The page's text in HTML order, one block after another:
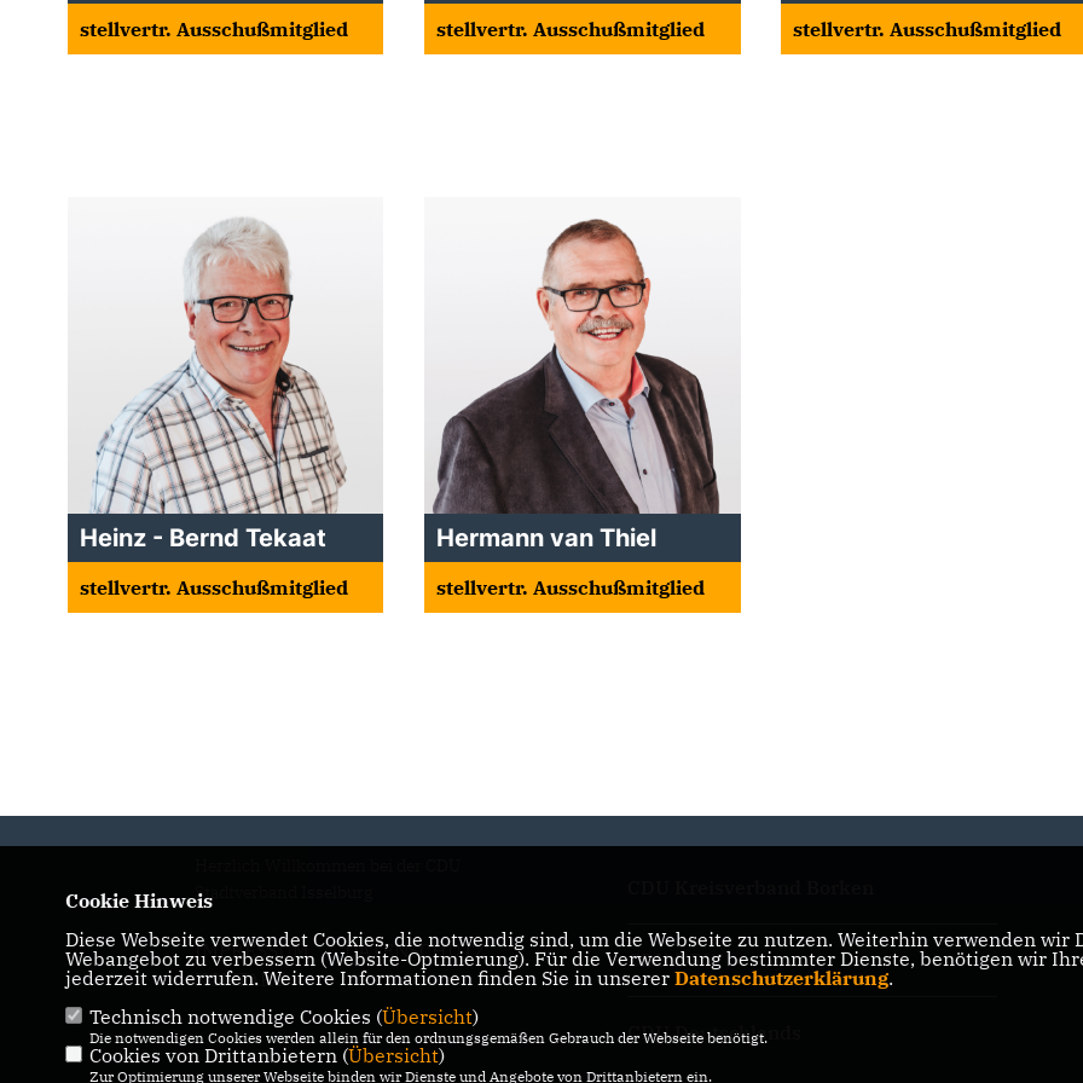
stellvertr. Ausschußmitglied stellvertr. Ausschußmitglied stellvertr. Ausschußmitglied
Heinz - Bernd Tekaat
stellvertr. Ausschußmitglied
Hermann van Thiel
stellvertr. Ausschußmitglied
Stadtverband Isselburg
IMPRESSUM
DATENSCHUTZ
KONTAKT
CDU NRW
CDU Deutschlands
Cookie Hinweis
Diese Webseite verwendet Cookies, die notwendig sind, um die Webseite zu nutzen. Weiterhin verwenden
Webangebot zu verbessern (Website-Optmierung). Für die Verwendung bestimmter Dienste, benötigen wir
jederzeit widerrufen. Weitere Informationen finden Sie in unserer Datenschutzerklärung.
Technisch notwendige Cookies (Übersicht)
Die notwendigen Cookies werden allein für den ordnungsgemäßen Gebrauch der Webseite benötigt.
Cookies von Drittanbietern (Übersicht)
Zur Optimierung unserer Webseite binden wir Dienste und Angebote von Drittanbietern ein.